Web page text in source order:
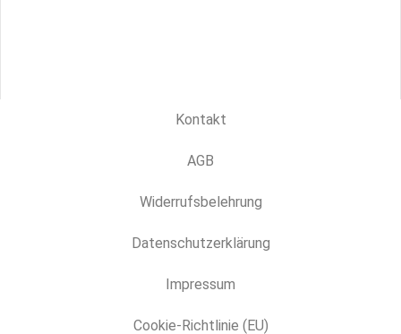
Kontakt
AGB
Widerrufsbelehrung
Datenschutzerklärung
Impressum
Cookie-Richtlinie (EU)